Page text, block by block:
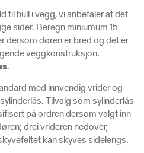
til hull i vegg, vi anbefaler at det
sider. Beregn miniumum 15
dersom døren er bred og det er
veggkonstruksjon.
.
med innvendig vrider og
Tilvalg som sylinderlås
på ordren dersom valgt inn
drei vrideren nedover,
kan skyves sidelengs.